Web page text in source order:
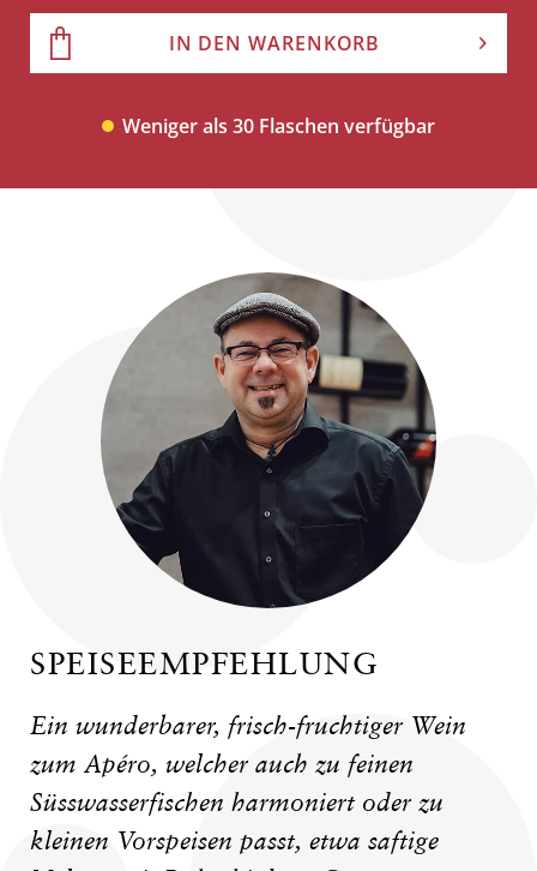
IN DEN WARENKORB
Weniger als 30 Flaschen verfügbar
SPEISEEMPFEHLUNG
Ein wunderbarer, frisch-fruchtiger Wein
zum Apéro, welcher auch zu feinen
Süsswasserfischen harmoniert oder zu
kleinen Vorspeisen passt, etwa saftige